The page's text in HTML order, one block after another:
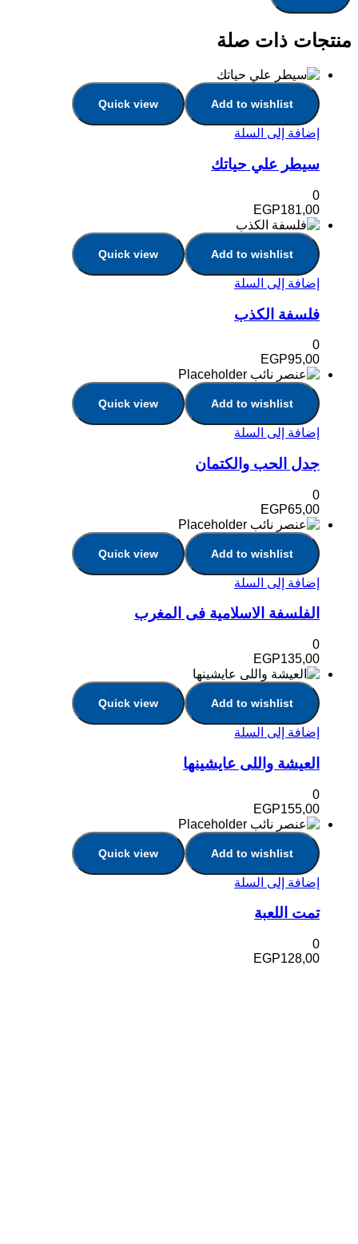
منتجات ذات صلة
Add to wishlist
Quick view
إضافة إلى السلة
سيطر علي حياتك
0
EGP181,00
Add to wishlist
Quick view
إضافة إلى السلة
فلسفة الكذب
0
EGP95,00
Add to wishlist
Quick view
إضافة إلى السلة
جدل الحب والكتمان
0
EGP65,00
Add to wishlist
Quick view
إضافة إلى السلة
الفلسفة الاسلامية فى المغرب
0
EGP135,00
Add to wishlist
Quick view
إضافة إلى السلة
العيشة واللى عايشينها
0
EGP155,00
Add to wishlist
Quick view
إضافة إلى السلة
تمت اللعبة
0
EGP128,00